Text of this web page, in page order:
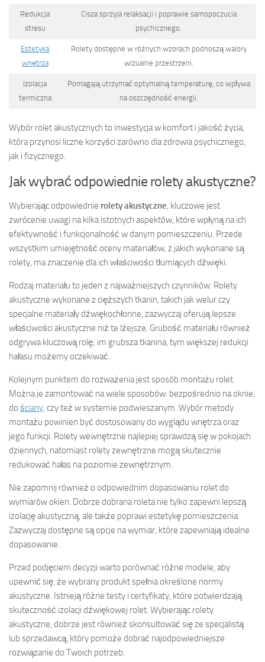
Redukcja
stresu
Cisza sprzyja relaksacji i poprawie samopoczucia
psychicznego.
Estetyka
wnętrza
Rolety dostępne w różnych wzorach podnoszą walory
wizualne przestrzeni.
Izolacja
termiczna
Pomagają utrzymać optymalną temperaturę, co wpływa
na oszczędność energii.
Wybór rolet akustycznych to inwestycja w komfort i jakość życia,
która przynosi liczne korzyści zarówno dla zdrowia psychicznego,
jak i fizycznego.
Jak wybrać odpowiednie rolety akustyczne?
Wybierając odpowiednie rolety akustyczne, kluczowe jest
zwrócenie uwagi na kilka istotnych aspektów, które wpłyną na ich
efektywność i funkcjonalność w danym pomieszczeniu. Przede
wszystkim umiejętność oceny materiałów, z jakich wykonane są
rolety, ma znaczenie dla ich właściwości tłumiących dźwięki.
Rodzaj materiału to jeden z najważniejszych czynników. Rolety
akustyczne wykonane z cięższych tkanin, takich jak welur czy
specjalne materiały dźwiękochłonne, zazwyczaj oferują lepsze
właściwości akustyczne niż te lżejsze. Grubość materiału również
odgrywa kluczową rolę; im grubsza tkanina, tym większej redukcji
hałasu możemy oczekiwać.
Kolejnym punktem do rozważenia jest sposób montażu rolet.
Można je zamontować na wiele sposobów: bezpośrednio na oknie,
do ściany, czy też w systemie podwieszanym. Wybór metody
montażu powinien być dostosowany do wyglądu wnętrza oraz
jego funkcji. Rolety wewnętrzne najlepiej sprawdzą się w pokojach
dziennych, natomiast rolety zewnętrzne mogą skutecznie
redukować hałas na poziomie zewnętrznym.
Nie zapomnij również o odpowiednim dopasowaniu rolet do
wymiarów okien. Dobrze dobrana roleta nie tylko zapewni lepszą
izolację akustyczną, ale także poprawi estetykę pomieszczenia.
Zazwyczaj dostępne są opcje na wymiar, które zapewniają idealne
dopasowanie.
Przed podjęciem decyzji warto porównać różne modele, aby
upewnić się, że wybrany produkt spełnia określone normy
akustyczne. Istnieją różne testy i certyfikaty, które potwierdzają
skuteczność izolacji dźwiękowej rolet. Wybierając rolety
akustyczne, dobrze jest również skonsultować się ze specjalistą
lub sprzedawcą, który pomoże dobrać najodpowiedniejsze
rozwiązanie do Twoich potrzeb.